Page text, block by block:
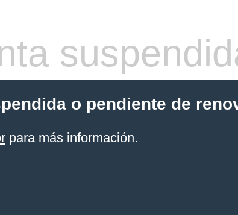
o pendiente de
para más información.